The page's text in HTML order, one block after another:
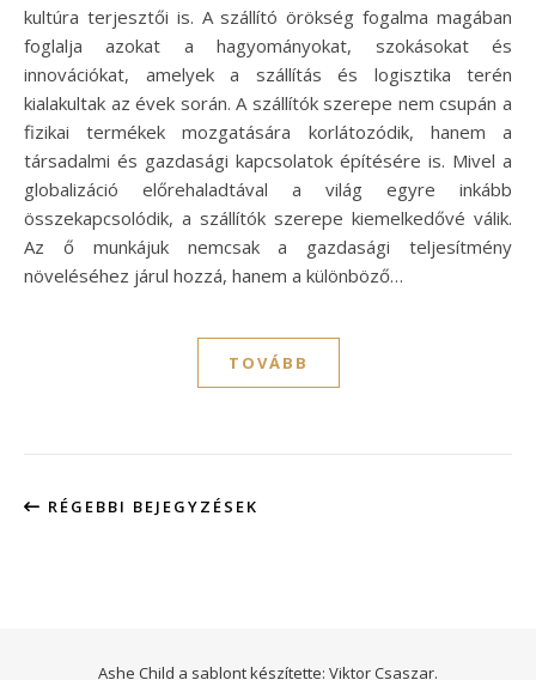
kultúra terjesztői is. A szállító örökség fogalma magában
foglalja azokat a hagyományokat, szokásokat és
innovációkat, amelyek a szállítás és logisztika terén
kialakultak az évek során. A szállítók szerepe nem csupán a
fizikai termékek mozgatására korlátozódik, hanem a
társadalmi és gazdasági kapcsolatok építésére is. Mivel a
globalizáció előrehaladtával a világ egyre inkább
összekapcsolódik, a szállítók szerepe kiemelkedővé válik.
Az ő munkájuk nemcsak a gazdasági teljesítmény
növeléséhez járul hozzá, hanem a különböző…
TOVÁBB
RÉGEBBI BEJEGYZÉSEK
Ashe Child a sablont készítette: Viktor Csaszar.